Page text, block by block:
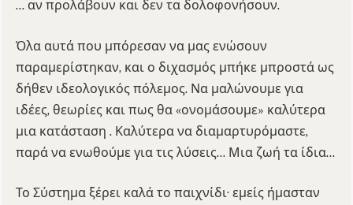
… αν προλάβουν και δεν τα δολοφονήσουν.
Όλα αυτά που μπόρεσαν να μας ενώσουν
παραμερίστηκαν, και ο διχασμός μπήκε μπροστά ως
δήθεν ιδεολογικός πόλεμος. Να μαλώνουμε για
ιδέες, θεωρίες και πως θα «ονομάσουμε» καλύτερα
μια κατάσταση . Καλύτερα να διαμαρτυρόμαστε,
παρά να ενωθούμε για τις λύσεις… Μια ζωή τα ίδια…
Το Σύστημα ξέρει καλά το παιχνίδι· εμείς ήμασταν